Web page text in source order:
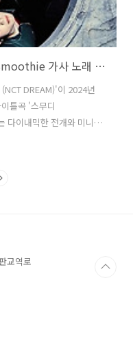
엔시티드림 NCT DREAM 스무디 Smoothie 가사 노래 뮤비 곡정보
DREAM)'이 2024년
틀곡 '스무디
이내믹한 전개와 미니멀
곡으로, '나도연
운 시선과 스스로에 대한
교역로